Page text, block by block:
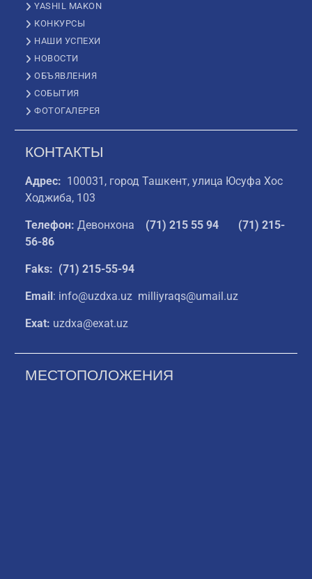
YASHIL MAKON
КОНКУРСЫ
НАШИ УСПЕХИ
НОВОСТИ
ОБЪЯВЛЕНИЯ
СОБЫТИЯ
ФОТОГАЛЕРЕЯ
КОНТАКТЫ
Адрес: 100031, город Ташкент, улица Юсуфа Хос
Ходжиба, 103
Телефон: Девонхона (71) 215 55 94
(71) 215-
56-86
Faks: (71) 215-55-94
Email : info@uzdxa.uz milliyraqs@umail.uz
Exat: uzdxa@exat.uz
МЕСТОПОЛОЖЕНИЯ